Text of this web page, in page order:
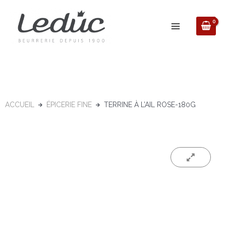
contenu
ACCUEIL ÉPICERIE FINE TERRINE À L’AIL ROSE-180G